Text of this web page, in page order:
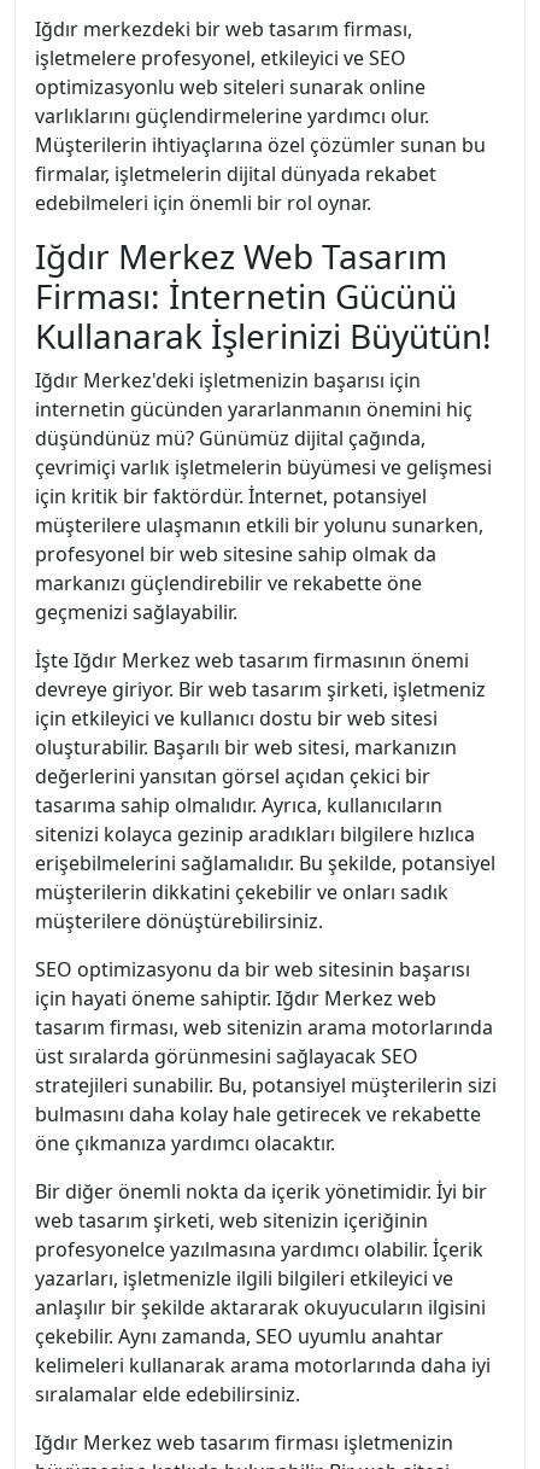
Iğdır merkezdeki bir web tasarım firması,
işletmelere profesyonel, etkileyici ve SEO
optimizasyonlu web siteleri sunarak online
varlıklarını güçlendirmelerine yardımcı olur.
Müşterilerin ihtiyaçlarına özel çözümler sunan bu
firmalar, işletmelerin dijital dünyada rekabet
edebilmeleri için önemli bir rol oynar.
Iğdır Merkez Web Tasarım
Firması: İnternetin Gücünü
Kullanarak İşlerinizi Büyütün!
Iğdır Merkez'deki işletmenizin başarısı için
internetin gücünden yararlanmanın önemini hiç
düşündünüz mü? Günümüz dijital çağında,
çevrimiçi varlık işletmelerin büyümesi ve gelişmesi
için kritik bir faktördür. İnternet, potansiyel
müşterilere ulaşmanın etkili bir yolunu sunarken,
profesyonel bir web sitesine sahip olmak da
markanızı güçlendirebilir ve rekabette öne
geçmenizi sağlayabilir.
İşte Iğdır Merkez web tasarım firmasının önemi
devreye giriyor. Bir web tasarım şirketi, işletmeniz
için etkileyici ve kullanıcı dostu bir web sitesi
oluşturabilir. Başarılı bir web sitesi, markanızın
değerlerini yansıtan görsel açıdan çekici bir
tasarıma sahip olmalıdır. Ayrıca, kullanıcıların
sitenizi kolayca gezinip aradıkları bilgilere hızlıca
erişebilmelerini sağlamalıdır. Bu şekilde, potansiyel
müşterilerin dikkatini çekebilir ve onları sadık
müşterilere dönüştürebilirsiniz.
SEO optimizasyonu da bir web sitesinin başarısı
için hayati öneme sahiptir. Iğdır Merkez web
tasarım firması, web sitenizin arama motorlarında
üst sıralarda görünmesini sağlayacak SEO
stratejileri sunabilir. Bu, potansiyel müşterilerin sizi
bulmasını daha kolay hale getirecek ve rekabette
öne çıkmanıza yardımcı olacaktır.
Bir diğer önemli nokta da içerik yönetimidir. İyi bir
web tasarım şirketi, web sitenizin içeriğinin
profesyonelce yazılmasına yardımcı olabilir. İçerik
yazarları, işletmenizle ilgili bilgileri etkileyici ve
anlaşılır bir şekilde aktararak okuyucuların ilgisini
çekebilir. Aynı zamanda, SEO uyumlu anahtar
kelimeleri kullanarak arama motorlarında daha iyi
sıralamalar elde edebilirsiniz.
Iğdır Merkez web tasarım firması işletmenizin